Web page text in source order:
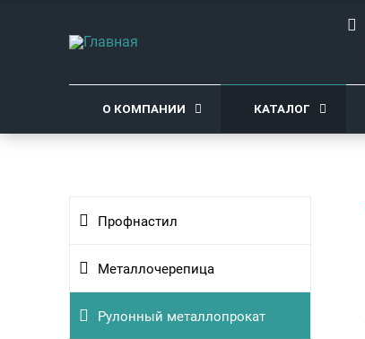
О КОМПАНИИ КАТАЛОГ
Профнастил
Металлочерепица
Рулонный металлопрокат